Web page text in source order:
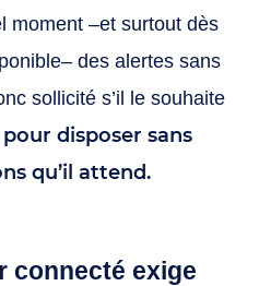
moment –et surtout dès
des alertes sans
sollicité s’il le souhaite
pour disposer sans
qu’il attend.
connecté exige